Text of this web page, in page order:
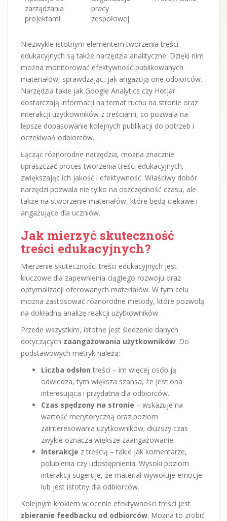
zarządzania
projektami
pracy
zespołowej
Niezwykle istotnym elementem tworzenia treści
edukacyjnych są także narzędzia analityczne. Dzięki nim
można monitorować efektywność publikowanych
materiałów, sprawdzając, jak angażują one odbiorców.
Narzędzia takie jak Google Analytics czy Hotjar
dostarczają informacji na temat ruchu na stronie oraz
interakcji użytkowników z treściami, co pozwala na
lepsze dopasowanie kolejnych publikacji do potrzeb i
oczekiwań odbiorców.
Łącząc różnorodne narzędzia, można znacznie
upraszczać proces tworzenia treści edukacyjnych,
zwiększając ich jakość i efektywność. Właściwy dobór
narzędzi pozwala nie tylko na oszczędność czasu, ale
także na stworzenie materiałów, które będą ciekawe i
angażujące dla uczniów.
Jak mierzyć skuteczność
treści edukacyjnych?
Mierzenie skuteczności treści edukacyjnych jest
kluczowe dla zapewnienia ciągłego rozwoju oraz
optymalizacji oferowanych materiałów. W tym celu
można zastosować różnorodne metody, które pozwolą
na dokładną analizę reakcji użytkowników.
Przede wszystkim, istotne jest śledzenie danych
dotyczących zaangażowania użytkowników. Do
podstawowych metryk należą:
Liczba odsłon treści – im więcej osób ją
odwiedza, tym większa szansa, że jest ona
interesująca i przydatna dla odbiorców.
Czas spędzony na stronie – wskazuje na
wartość merytoryczną oraz poziom
zainteresowania użytkowników; dłuższy czas
zwykle oznacza większe zaangażowanie.
Interakcje z treścią – takie jak komentarze,
polubienia czy udostępnienia. Wysoki poziom
interakcji sugeruje, że materiał wywołuje emocje
lub jest istotny dla odbiorców.
Kolejnym krokiem w ocenie efektywności treści jest
zbieranie feedbacku od odbiorców. Można to zrobić